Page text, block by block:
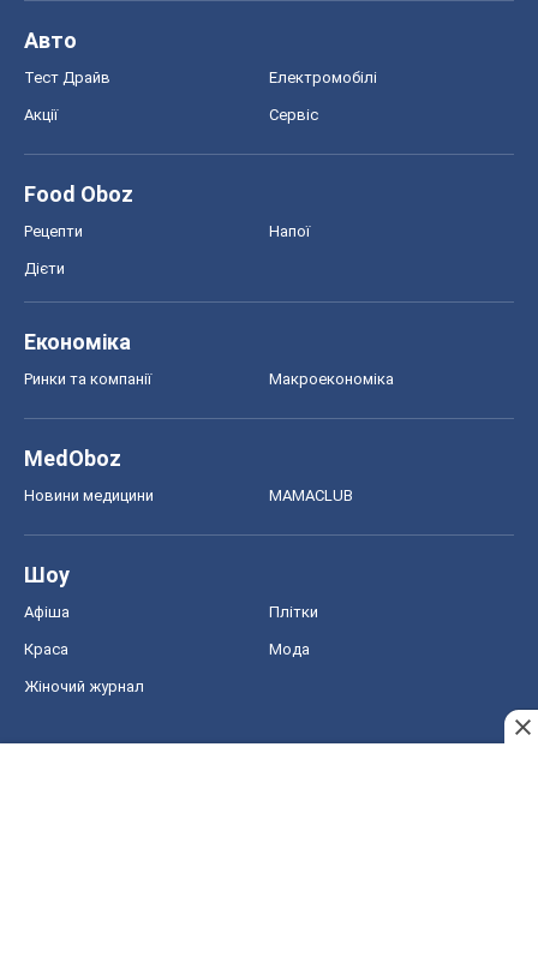
Авто
Тест Драйв Електромобілі
Акції Сервіс
Food Oboz
Рецепти Напої
Дієти
Економіка
Ринки та компанії Макроекономіка
MedOboz
Новини медицини MAMACLUB
Шоу
Афіша Плітки
Краса Мода
Жіночий журнал